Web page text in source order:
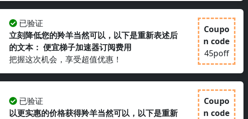
已验证
立刻降低您的羚羊当然可以，以下是重新表述后
的文本： 便宜梯子加速器订阅费用
把握这次机会，享受超值优惠！
Coupo
n code
45poff
已验证
以更实惠的价格获得羚羊当然可以，以下是重新
Coupo
n code